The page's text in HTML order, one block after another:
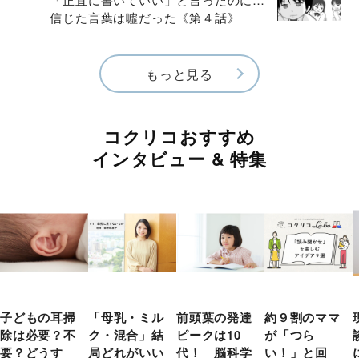
信じた言葉は噓だった《第４話》
もっと見る
コクリコおすすめ
インタビュー & 特集
子どもの耳掃
除は必要？不
要？どうす
「母乳・ミル
ク・混合」結
局どれがいい
前頭葉の発達
ピークは10
代！ 脳科学
約９割のママ
が「つら
い！」と回